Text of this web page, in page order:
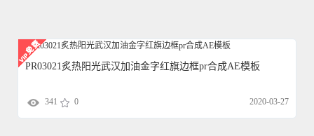
PR03021炙热阳光武汉加油金字红旗边框pr合成AE模板
341 0 2020-03-27